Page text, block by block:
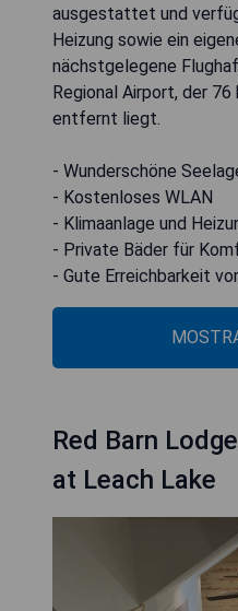
ausgestattet und
Heizung sowie ein
nächstgelegene
Regional Airport, der
entfernt liegt.
- Wunderschöne
- Kostenloses WLAN
- Klimaanlage und
- Private Bäder für
- Gute Erreichbarkeit
Red Barn
at Leach Lake